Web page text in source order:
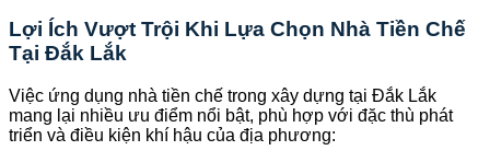
Lợi Ích Vượt Trội Khi Lựa Chọn Nhà Tiền Chế
Tại Đắk Lắk
Việc ứng dụng nhà tiền chế trong xây dựng tại Đắk Lắk
mang lại nhiều ưu điểm nổi bật, phù hợp với đặc thù phát
triển và điều kiện khí hậu của địa phương: